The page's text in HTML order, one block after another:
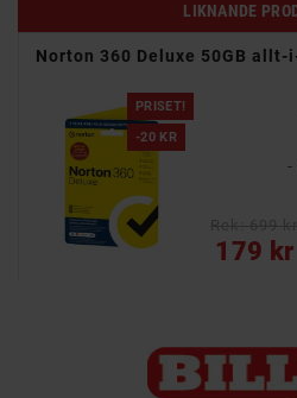
LIKNANDE
Norton 360 Deluxe 50GB
PRISET!
-20 KR
-
179 kr
Vanligt
Pris